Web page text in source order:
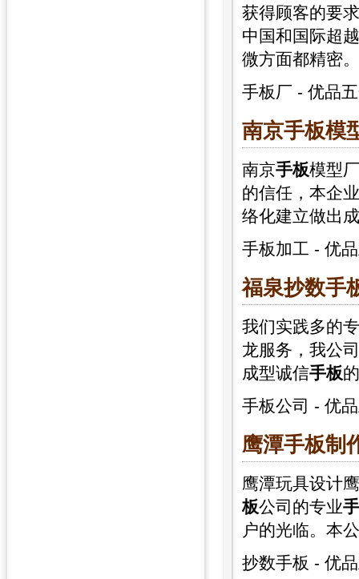
获得顾客的要
中国和国际超
微方面都精密
手板厂 - 优品
南京手板模
南京手板模型
的信任，本企
络化建立做出
手板加工 - 优
福泉抄数手
我们实践多的
龙服务，我公
成型诚信手板
手板公司 - 优
鹰潭手板制
鹰潭玩具设计
板公司的专业
户的光临。本
抄数手板 - 优